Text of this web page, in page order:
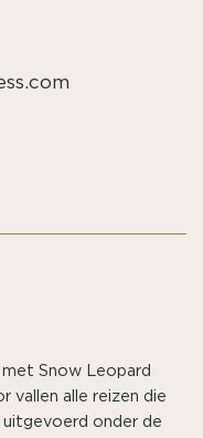
met Snow Leopard
vallen alle reizen die
uitgevoerd onder de